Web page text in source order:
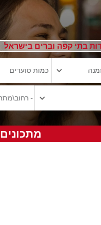
בתי קפה וברים בישראל
מתכונים